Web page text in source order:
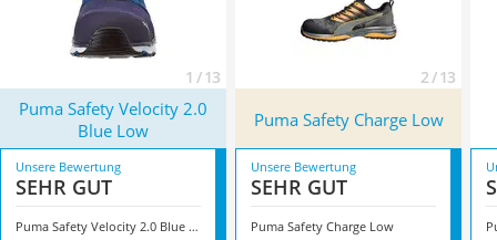
1 / 13 2 / 13
Puma Safety Velocity 2.0
Blue Low
Puma Safety Charge Low
Unsere Bewertung
SEHR GUT
Puma Safety Velocity 2.0 Blue Low
Unsere Bewertung
SEHR GUT
Puma Safety Charge Low